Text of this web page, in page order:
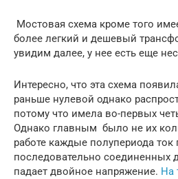
Мостовая схема кроме того
более легкий и дешевый
увидим далее, у нее есть еще
Интересно, что эта схема
раньше нулевой однако
потому что имела во-первых
Однако главным было не их
работе каждые полупериода ток
последовательно соединенных
падает двойное напряжение. На